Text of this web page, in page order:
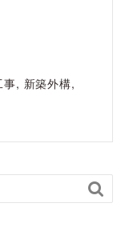
事, 新築外構,
